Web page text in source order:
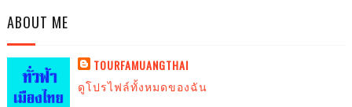
ABOUT ME
TOURFAMUANGTHAI
ดูโปรไฟล์ทั้งหมดของฉัน